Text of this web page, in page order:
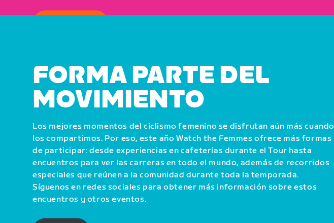
FORMA PARTE DEL
MOVIMIENTO
Los mejores momentos del ciclismo femenino se disfrutan aún más cuando
los compartimos. Por eso, este año Watch the Femmes ofrece más formas
de participar: desde experiencias en cafeterías durante el Tour hasta
encuentros para ver las carreras en todo el mundo, además de recorridos
especiales que reúnen a la comunidad durante toda la temporada.
Síguenos en redes sociales para obtener más información sobre estos
encuentros y otros eventos.